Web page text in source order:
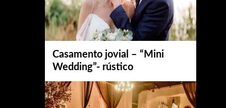
Casamento jovial – “Mini
Wedding”- rústico